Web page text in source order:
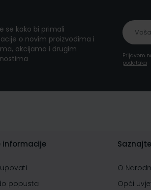
se kako bi primali
o novim proizvodima i
akcijama i drugim
Prijavom
podataka
informacije
popusta
O
Opći